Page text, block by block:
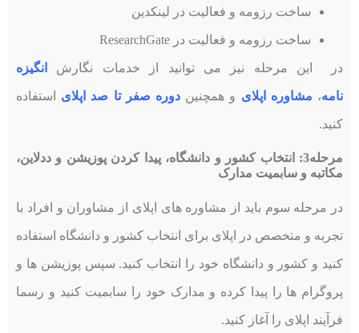
ساخت رزومه و فعالیت در لینکدین
ساخت رزومه و فعالیت در ResearchGate
در این مرحله نیز می توانید از خدمات نگارش انگیزه
نامه، مشاوره اپلای و همچنین دوره صفر تا صد اپلای استفاده
کنید.
مرحله3: انتخاب کشور و دانشگاه، پیدا کردن پوزیشن و ددلاین،
مکاتبه و سابمیت مدارک
در مرحله سوم باید از مشاوره های اپلای از مشاوران و افراد با
تجربه و متخصص در اپلای برای انتخاب کشور و دانشگاه استفاده
کنید و کشور و دانشگاه خود را انتخاب کنید. سپس پوزیشن ها و
پروگرام ها را پیدا کرده و مدارک خود را سابمیت کنید و رسما
فرآیند اپلای را آغاز کنید.